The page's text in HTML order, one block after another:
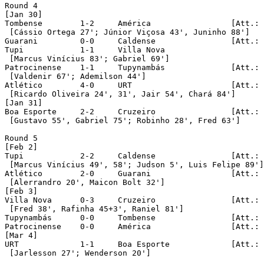
Round 4
[Jan 30]
Tombense	1-2	América			[Att.: 1,552]
[Cássio Ortega 27'; Júnior Viçosa 43', Juninho 88']
Guarani		0-0	Caldense		[Att.: 2,266]
Tupi		1-1	Villa Nova
[Marcus Vinícius 83'; Gabriel 69']
Patrocinense	1-1	Tupynambás		[Att.: 2,258]
[Valdenir 67'; Ademilson 44']
Atlético	4-0	URT			[Att.: 11,124]
[Ricardo Oliveira 24', 31', Jair 54', Chará 84']
[Jan 31]
Boa Esporte	2-2	Cruzeiro		[Att.: 4,272]
[Gustavo 55', Gabriel 75'; Robinho 28', Fred 63']
Round 5
[Feb 2]
Tupi		2-2	Caldense		[Att.: 760]
[Marcus Vinícius 49', 58'; Judson 5', Luis Felipe 89']
Atlético	2-0	Guarani			[Att.: 9,205]
[Alerrandro 20', Maicon Bolt 32']
[Feb 3]
Villa Nova	0-3	Cruzeiro		[Att.: 2,481]
[Fred 38', Rafinha 45+3', Raniel 81']
Tupynambás	0-0	Tombense		[Att.: 706]
Patrocinense	0-0	América			[Att.: 2,981]
[Mar 4]
URT		1-1	Boa Esporte		[Att.: 2,305]
[Jarlesson 27'; Wenderson 20']